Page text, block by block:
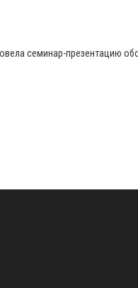
семинар-презентацию